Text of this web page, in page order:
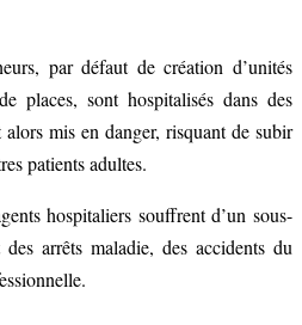
par défaut de création d’unités
places, sont hospitalisés dans des
mis en danger, risquant de subir
patients adultes.
hospitaliers souffrent d’un sous-
arrêts maladie, des accidents du